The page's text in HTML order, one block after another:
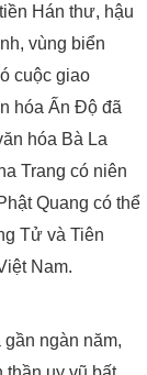
Hán thư, hậu
vùng biển
cuộc giao
hóa Ấn Độ đã
hóa Bà La
Trang có niên
Quang có thể
Tử và Tiên
Nam.
ngàn năm,